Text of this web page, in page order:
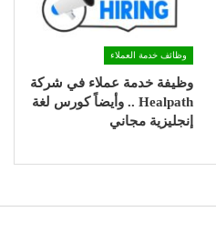
وظائف خدمة العملاء
وظيفة خدمة عملاء في شركة
Healpath .. وأيضاً كورس لغة
إنجليزية مجاني